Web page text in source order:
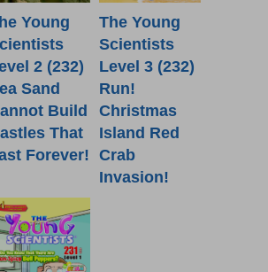
Young
2 (232)
Sand
Build
That
Forever!
The Young
Scientists
Level 3 (232)
Run!
Christmas
Island Red
Crab
Invasion!